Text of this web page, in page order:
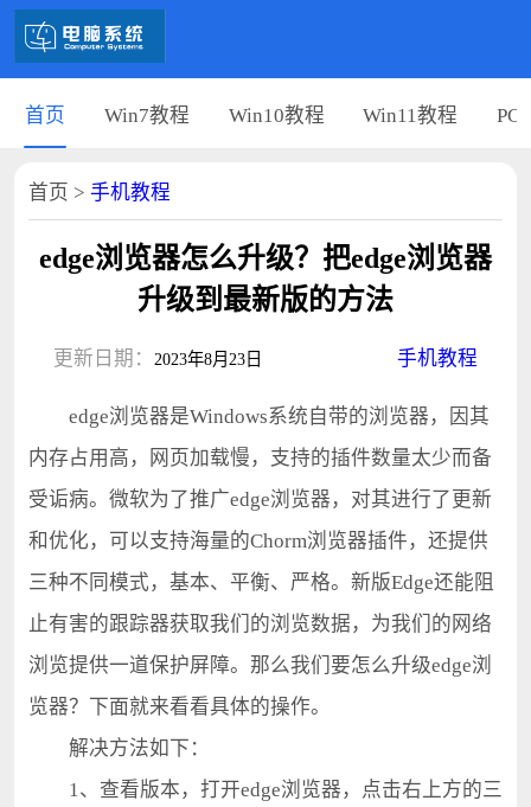
首页 Win7教程 Win10教程 Win11教程 PC
首页 > 手机教程
edge浏览器怎么升级？把edge浏览器
升级到最新版的方法
更新日期： 2023年8月23日 手机教程
edge浏览器是Windows系统自带的浏览器，因其
内存占用高，网页加载慢，支持的插件数量太少而备
受诟病。微软为了推广edge浏览器，对其进行了更新
和优化，可以支持海量的Chorm浏览器插件，还提供
三种不同模式，基本、平衡、严格。新版Edge还能阻
止有害的跟踪器获取我们的浏览数据，为我们的网络
浏览提供一道保护屏障。那么我们要怎么升级edge浏
览器？下面就来看看具体的操作。
解决方法如下：
1、查看版本，打开edge浏览器，点击右上方的三